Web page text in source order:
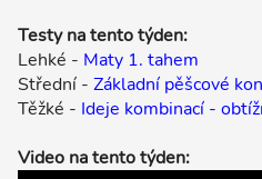
Testy na tento týden:
Lehké - Maty 1. tahem
Střední - Základní pěšcové
Těžké - Ideje kombinací -
Video na tento týden: